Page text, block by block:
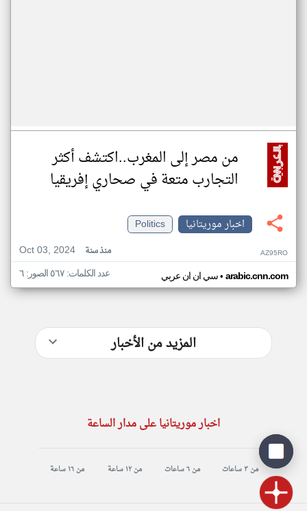
من مصر إلى المغرب..اكتشف أكثر
التجارب متعة في صحاري إفريقيا
اخبار موريتانيا
Politics
Oct 03, 2024
منذ سنة AZ95RO
سي ان ان عربي• arabic.cnn.com عدد الكلمات: ٥٦٧ الصور: ٦
المزيد من الأخبار
اخبار موريتانيا على مدار الساعة
من ٣ ساعات من ٦ ساعات من ١٢ ساعة من ١٦ ساعة